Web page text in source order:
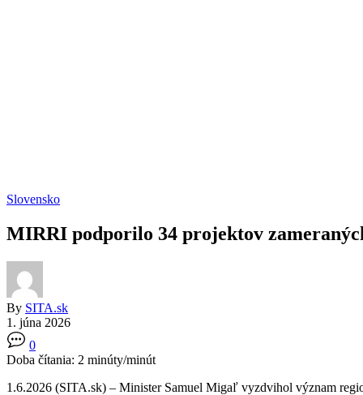
Slovensko
MIRRI podporilo 34 projektov
By SITA.sk
1. júna 2026
0
Doba čítania: 2 minúty/minút
1.6.2026 (SITA.sk) – Minister Samuel Migaľ vyzdvihol význam